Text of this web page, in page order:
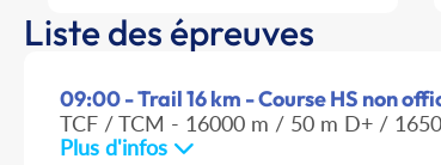
Liste des épreuves
09:00 - Trail 16 km - Course HS non
TCF / TCM - 16000 m / 50 m D+ /
Plus d'infos